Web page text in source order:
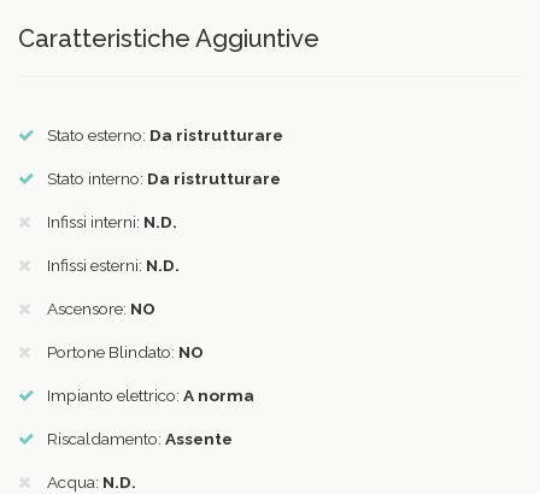
Caratteristiche Aggiuntive
Stato esterno: Da ristrutturare
Stato interno: Da ristrutturare
Infissi interni: N.D.
Infissi esterni: N.D.
Ascensore: NO
Portone Blindato: NO
Impianto elettrico: A norma
Riscaldamento: Assente
Acqua: N.D.